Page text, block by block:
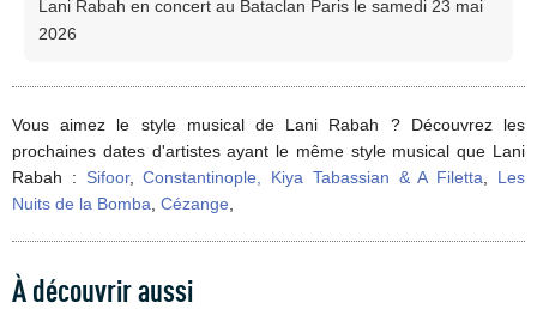
Lani Rabah en concert au Bataclan Paris le samedi 23 mai
2026
Vous aimez le style musical de Lani Rabah ? Découvrez les
prochaines dates d'artistes ayant le même style musical que Lani
Rabah : Sifoor,Constantinople, Kiya Tabassian & A Filetta
Les
Nuits de la Bomba Cézange
À découvrir aussi